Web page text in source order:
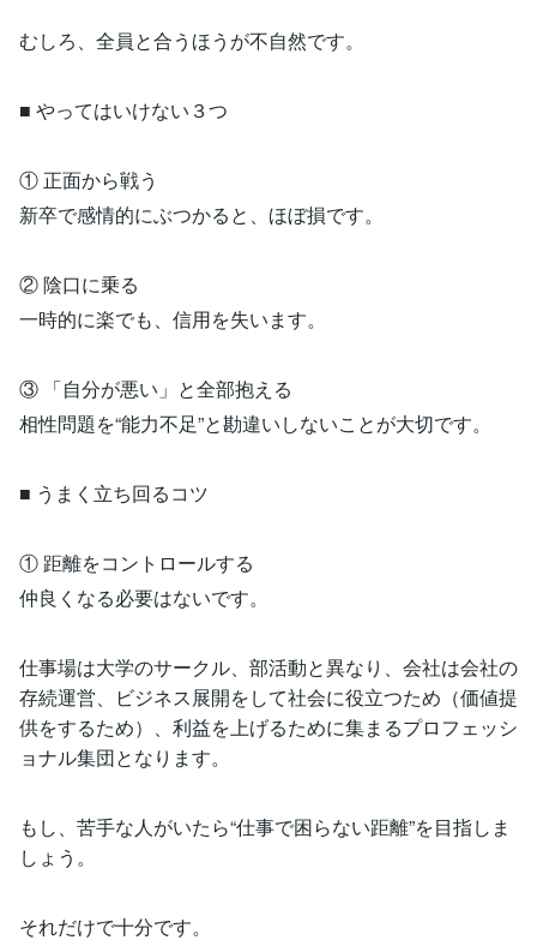
むしろ、全員と合うほうが不自然です。
■ やってはいけない３つ
① 正面から戦う
新卒で感情的にぶつかると、ほぼ損です。
② 陰口に乗る
一時的に楽でも、信用を失います。
③ 「自分が悪い」と全部抱える
相性問題を“能力不足”と勘違いしないことが大切です。
■ うまく立ち回るコツ
① 距離をコントロールする
仲良くなる必要はないです。
仕事場は大学のサークル、部活動と異なり、会社は会社の
存続運営、ビジネス展開をして社会に役立つため（価値提
供をするため）、利益を上げるために集まるプロフェッシ
ョナル集団となります。
もし、苦手な人がいたら“仕事で困らない距離”を目指しま
しょう。
それだけで十分です。